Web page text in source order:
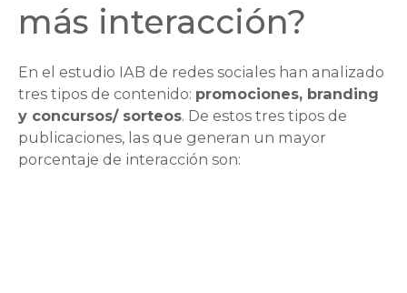
más interacción?
En el estudio IAB de redes sociales han analizado
tres tipos de contenido: promociones, branding
y concursos/ sorteos. De estos tres tipos de
publicaciones, las que generan un mayor
porcentaje de interacción son: